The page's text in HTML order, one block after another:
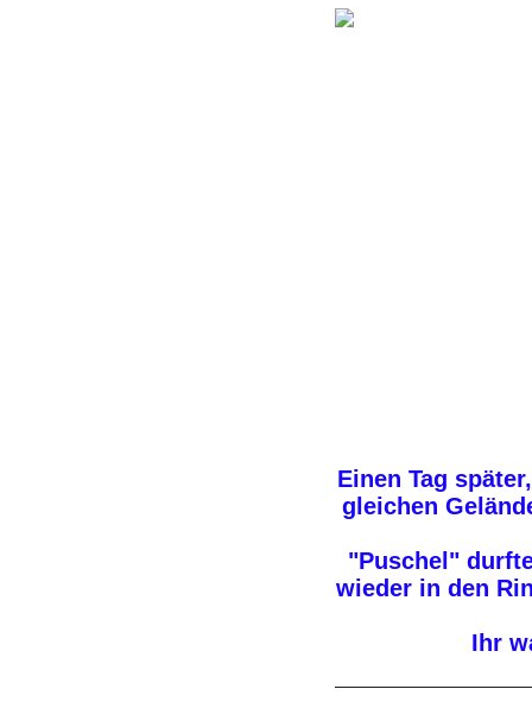
Einen Tag
gleichen
"Puschel"
wieder in den
Ihr